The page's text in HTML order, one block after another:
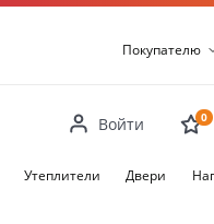
Покупателю
Войти 0
Утеплители Двери